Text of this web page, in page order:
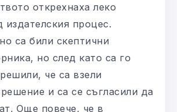
открехнаха леко
издателския процес.
са били скептични
но след като са го
че са взели
и са се съгласили да
Още повече, че в